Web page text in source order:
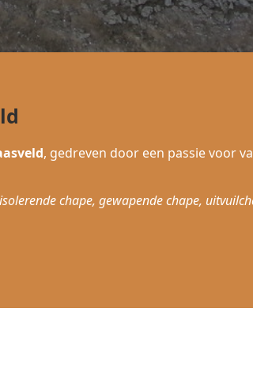
, gedreven door een passie voor
chape, gewapende chape,